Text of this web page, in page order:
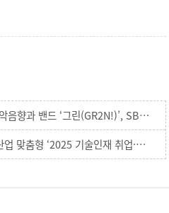
계명대 실용음악음향과 밴드 ‘그린(GR2N!)’, SBS ‘더 쇼’서 자작곡 무대 선보여
계명대, 지역 산업 맞춤형 ‘2025 기술인재 취업·채용 박람회’ 개최